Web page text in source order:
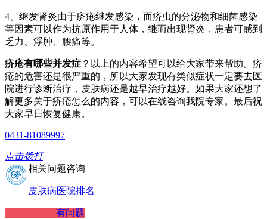
4、继发肾炎由于疥疮继发感染，而疥虫的分泌物和细菌感染
等因素可以作为抗原作用于人体，继而出现肾炎，患者可感到
乏力、浮肿、腰痛等。
疥疮有哪些并发症 ？以上的内容希望可以给大家带来帮助。疥
疮的危害还是很严重的，所以大家发现有类似症状一定要去医
院进行诊断治疗，皮肤病还是越早治疗越好。如果大家还想了
解更多关于疥疮怎么的内容，可以在线咨询我院专家。最后祝
大家早日恢复健康。
0431-81089997
点击拨打
相关问题咨询
皮肤病医院排名
有问题